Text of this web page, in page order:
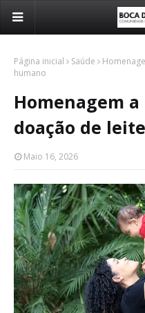
Página inicial Saúde
humano
Homenagem
doação de
Maio 16, 2026